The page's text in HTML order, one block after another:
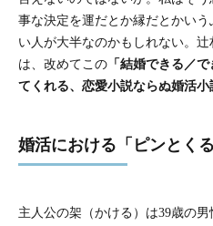
事な決定を運だとか縁だとかい
い人が大半なのかもしれない。
は、改めてこの 「結婚できる／
てくれる、恋愛小説ならぬ婚活小
婚活における「ピンとく
主人公の架（かける）は39歳の